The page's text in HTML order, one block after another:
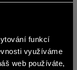
funkcí
využíváme
web používáte,
Tichá vína